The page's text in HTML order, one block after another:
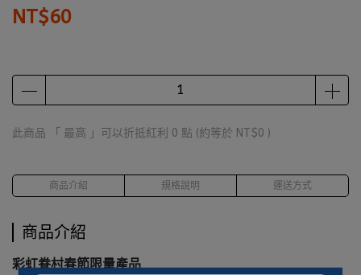
NT$60
此商品 「 最高 」可以折抵紅利 0 點 (約等於 NT$0 )
商品介紹 規格說明 運送方式
商品介紹
彩虹眷村春節限量產品